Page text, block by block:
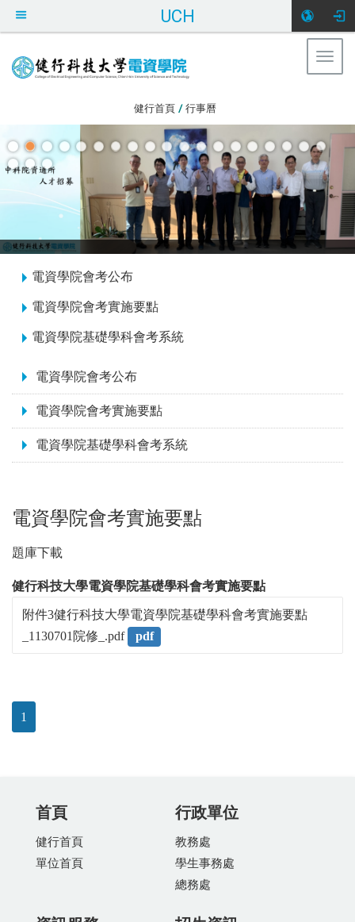
UCH
健行首頁 / 行事曆
電資學院會考公布
電資學院會考實施要點
電資學院基礎學科會考系統
電資學院會考公布
電資學院會考實施要點
電資學院基礎學科會考系統
電資學院會考實施要點
題庫下載
健行科技大學電資學院基礎學科會考實施要點
附件3健行科技大學電資學院基礎學科會考實施要點
_1130701院修_.pdf
pdf
1
首頁
健行首頁
單位首頁
行政單位
教務處
學生事務處
總務處